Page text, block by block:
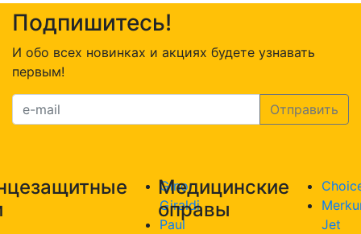
Подпишитесь!
И обо всех новинках и акциях будете узнавать
первым!
Gino
Giraldi
Paul
Медицинские
оправы
Jet